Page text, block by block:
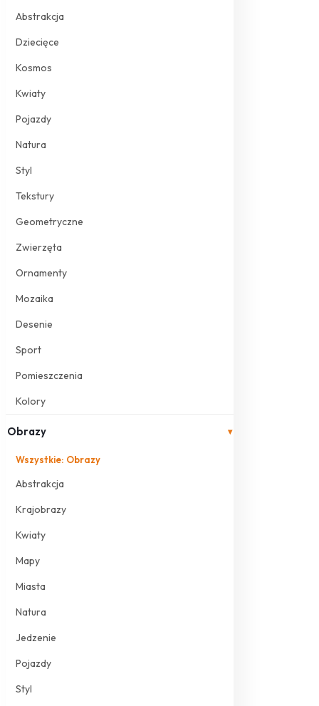
Abstrakcja
Dziecięce
Kosmos
Kwiaty
Pojazdy
Natura
Styl
Tekstury
Geometryczne
Zwierzęta
Ornamenty
Mozaika
Desenie
Sport
Pomieszczenia
Kolory
Obrazy ▾
Wszystkie: Obrazy
Abstrakcja
Krajobrazy
Kwiaty
Mapy
Miasta
Natura
Jedzenie
Pojazdy
Styl